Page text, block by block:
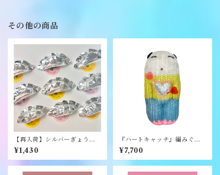
その他の商品
【再入荷】シルバーぎょうざ
ブローチ《むくり》
¥1,430
『ハートキャッチ』編みぐる
み《むくり》
¥7,700